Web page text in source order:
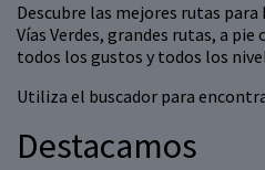
Descubre las mejores rutas para
Vías Verdes, grandes rutas, a
todos los gustos y todos los
Utiliza el buscador para
Destacamos